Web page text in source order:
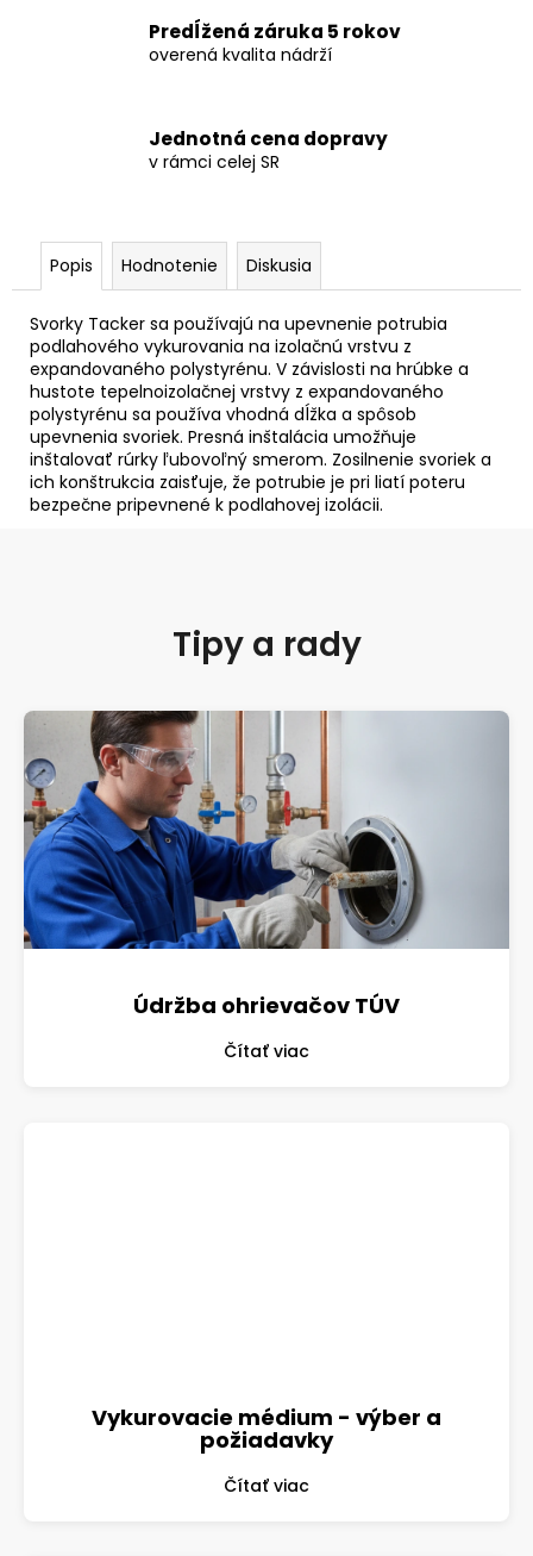
Predĺžená záruka 5 rokov
overená kvalita nádrží
Jednotná cena dopravy
v rámci celej SR
Popis Hodnotenie Diskusia
Svorky Tacker sa používajú na upevnenie potrubia
podlahového vykurovania na izolačnú vrstvu z
expandovaného polystyrénu. V závislosti na hrúbke a
hustote tepelnoizolačnej vrstvy z expandovaného
polystyrénu sa používa vhodná dĺžka a spôsob
upevnenia svoriek. Presná inštalácia umožňuje
inštalovať rúrky ľubovoľný smerom. Zosilnenie svoriek a
ich konštrukcia zaisťuje, že potrubie je pri liatí poteru
bezpečne pripevnené k podlahovej izolácii.
Tipy a rady
Údržba ohrievačov TÚV
Čítať viac
Vykurovacie médium - výber a
požiadavky
Čítať viac